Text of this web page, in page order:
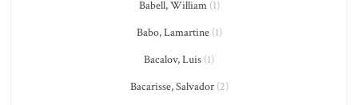
Babell, William(1)
Babo, Lamartine(1)
Bacalov, Luis (1)
Bacarisse, Salvador(2)